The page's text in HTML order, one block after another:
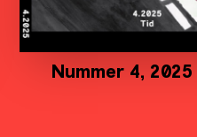
Nummer 4, 2025